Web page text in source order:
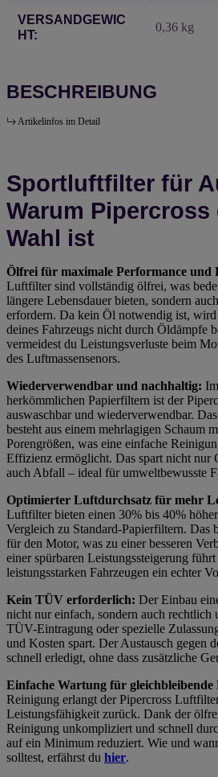
VERSANDGEWIC
HT:
0,36 kg
BESCHREIBUNG
Artikelinfos im Detail
Sportluftfilter für
Warum Pipercross
Wahl ist
Ölfrei für maximale Performance und
Luftfilter sind vollständig ölfrei, was
längere Lebensdauer bieten, sondern
erfordern. Da kein Öl notwendig ist, wird
deines Fahrzeugs nicht durch Öldämpfe
vermeidest du Leistungsverluste beim
des Luftmassensenors.
Wiederverwendbar und nachhaltig:
herkömmlichen Papierfiltern ist der
auswaschbar und wiederverwendbar.
besteht aus einem mehrlagigen Schaum
Porengrößen, was eine einfache
Effizienz ermöglicht. Das spart nicht nur
auch Abfall – ideal für umweltbewusste
Optimierter Luftdurchsatz für mehr
Luftfilter bieten einen 30% bis 40%
Vergleich zu Standard-Papierfiltern. Das
für den Motor, was zu einer besseren
einer spürbaren Leistungssteigerung führt
leistungsstarken Fahrzeugen ein echter
Kein TÜV erforderlich: Der Einbau
nicht nur einfach, sondern auch rechtlich
TÜV-Eintragung oder spezielle
und Kosten spart. Der Austausch gegen
schnell erledigt, ohne dass zusätzliche
Einfache Wartung für gleichbleibende
Reinigung erlangt der Pipercross
Leistungsfähigkeit zurück. Dank der
Reinigung unkompliziert und schnell
auf ein Minimum reduziert. Wie und
solltest, erfährst du hier.